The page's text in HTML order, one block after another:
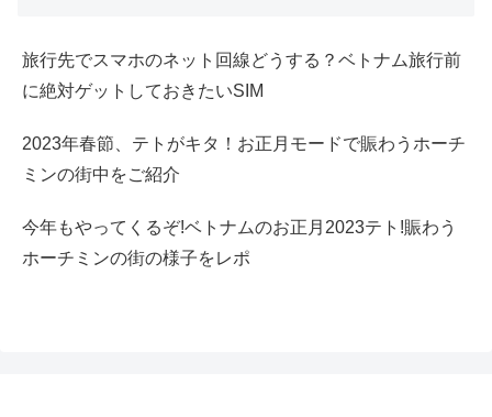
旅行先でスマホのネット回線どうする？ベトナム旅行前
に絶対ゲットしておきたいSIM
2023年春節、テトがキタ！お正月モードで賑わうホーチ
ミンの街中をご紹介
今年もやってくるぞ!ベトナムのお正月2023テト!賑わう
ホーチミンの街の様子をレポ